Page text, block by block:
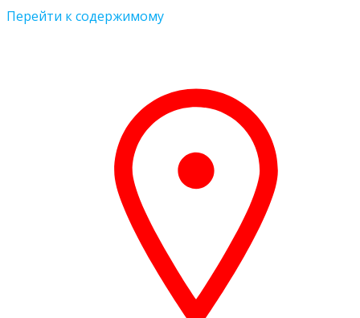
Перейти к содержимому